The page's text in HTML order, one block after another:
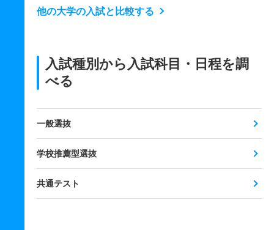
他の大学の入試と比較する
入試種別から入試科目・日程を調
べる
一般選抜
学校推薦型選抜
共通テスト